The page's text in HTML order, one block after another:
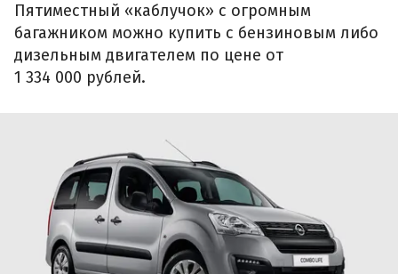
Пятиместный «каблучок» с огромным
багажником можно купить с бензиновым либо
дизельным двигателем по цене от
1 334 000 рублей.